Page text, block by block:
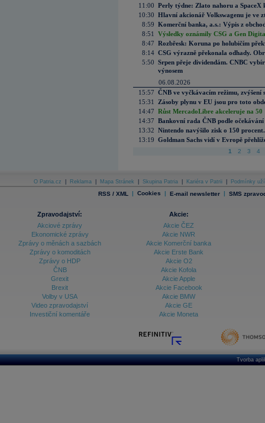
11:00 Perly týdne: Zlato nahoru a SpaceX
10:30 Hlavní akcionář Volkswagenu je ve
8:59 Komerční banka, a.s.: Výpis z
8:51
Výsledky oznámily CSG a Gen
8:47 Rozbřesk: Koruna po holubičím
8:14 CSG výrazně překonala odhady.
5:50 Srpen přeje dividendám. CNBC
výnosem
06.08.2026
15:57 ČNB ve vyčkávacím režimu, zvýšení
15:31
Zásoby plynu v EU jsou pro toto
14:47 Růst MercadoLibre akceleruje na
14:37 Bankovní rada ČNB podle
13:32 Nintendo navýšilo zisk o 150
13:19 Goldman Sachs vidí v Evropě
1 2 3 4
O Patria.cz Reklama Mapa Stránek Skupina Patria Kariéra v Patrii Podmínky
RSS / XML | Cookies | E-mail newsletter | SMS
Zpravodajství:
Akciové zprávy
Ekonomické zprávy
Zprávy o měnách a sazbách
Zprávy o komoditách
Zprávy o HDP
ČNB
Grexit
Brexit
Volby v USA
Video zpravodajství
Investiční komentáře
Akcie:
Akcie ČEZ
Akcie NWR
Akcie Komerční banka
Akcie Erste Bank
Akcie O2
Akcie Kofola
Akcie Apple
Akcie Facebook
Akcie BMW
Akcie GE
Akcie Moneta
Tvorba